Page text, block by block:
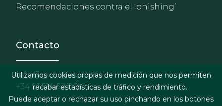
Recomendaciones contra el ‘phishing’
Contacto
info@garrigues.com
+34 91 514 52 00
Utilizamos cookies propias de medición que nos permiten
recabar estadísticas de tráfico y rendimiento.
Puede aceptar o rechazar su uso pinchando en los botones